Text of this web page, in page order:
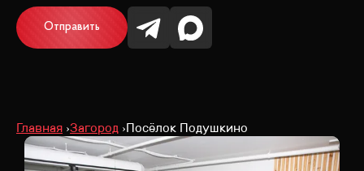
Отправить
Главная Загород Посёлок Подушкино